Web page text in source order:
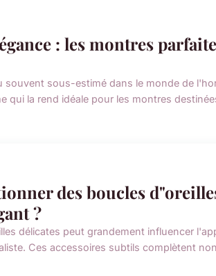
: les montres
souvent sous-estimé dans le monde de
qui la rend idéale pour les montres
des boucles
?
délicates peut grandement influencer
Ces accessoires subtils complètent